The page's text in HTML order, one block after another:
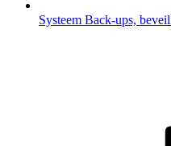
Systeem Back-ups,